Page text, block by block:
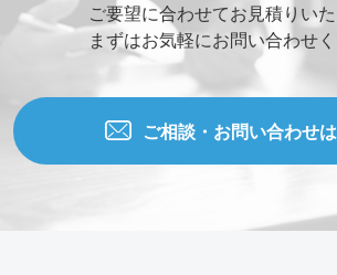
ご要望に合わせてお見積りいた
まずはお気軽にお問い合わせく
ご相談・お問い合わせ